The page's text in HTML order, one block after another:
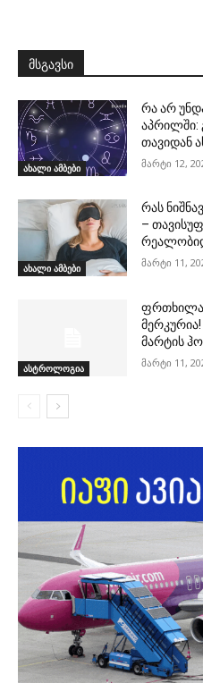
მსგავსი
ახალი ამბები
რა არ
აპრილში:
თავიდან
მარტი 12,
ახალი ამბები
რას
–
მარტი 11,
ასტროლოგია
მარტის
მარტი 11,